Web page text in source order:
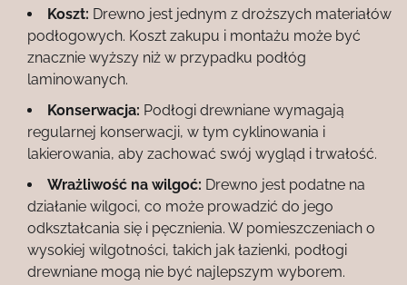
Koszt: Drewno jest jednym z droższych materiałów
podłogowych. Koszt zakupu i montażu może być
znacznie wyższy niż w przypadku podłóg
laminowanych.
Konserwacja: Podłogi drewniane wymagają
regularnej konserwacji, w tym cyklinowania i
lakierowania, aby zachować swój wygląd i trwałość.
Wrażliwość na wilgoć: Drewno jest podatne na
działanie wilgoci, co może prowadzić do jego
odkształcania się i pęcznienia. W pomieszczeniach o
wysokiej wilgotności, takich jak łazienki, podłogi
drewniane mogą nie być najlepszym wyborem.